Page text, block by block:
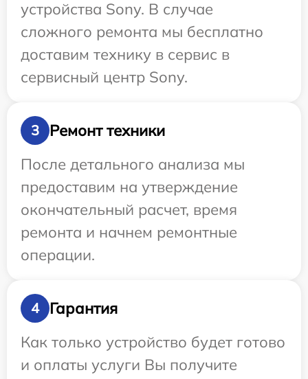
устройства Sony. В случае
сложного ремонта мы бесплатно
доставим технику в сервис в
сервисный центр Sony.
3
Ремонт техники
После детального анализа мы
предоставим на утверждение
окончательный расчет, время
ремонта и начнем ремонтные
операции.
4
Гарантия
Как только устройство будет готово
и оплаты услуги Вы получите